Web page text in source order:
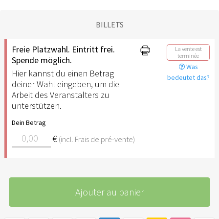
BILLETS
Freie Platzwahl. Eintritt frei.
Spende möglich.
Hier kannst du einen Betrag
deiner Wahl eingeben, um die
Arbeit des Veranstalters zu
unterstützen.
Dein Betrag
€ (incl. Frais de pré-vente)
La vente est
terminée
Was
bedeutet das?
Ajouter au panier